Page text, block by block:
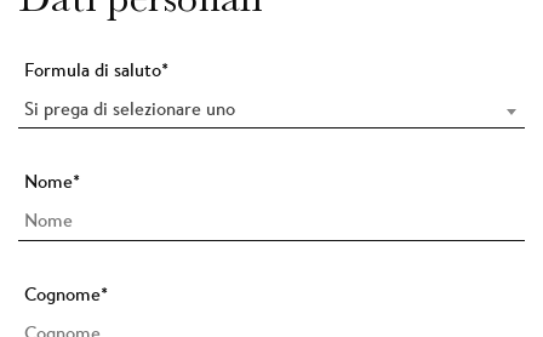
Formula di saluto*
Si prega di selezionare uno
Nome*
Cognome*